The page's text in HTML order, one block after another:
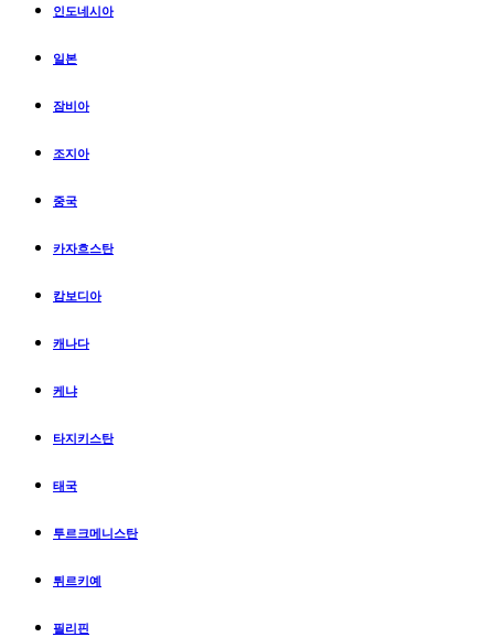
인도네시아
일본
잠비아
조지아
중국
카자흐스탄
캄보디아
캐나다
케냐
타지키스탄
태국
투르크메니스탄
튀르키예
필리핀